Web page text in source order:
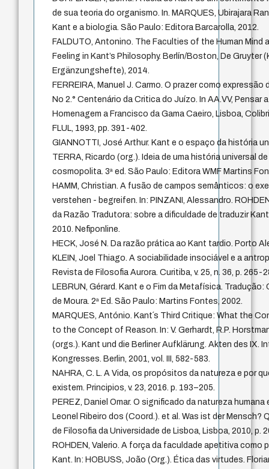
de sua teoria do organismo. In. MARQUES, Ubirajara
Kant e a biologia. São Paulo: Editora Barcarolla, 2012.
FALDUTO, Antonino. The Faculties of the Human Mind
Feeling in Kant’s Philosophy. Berlín/Boston, De Gruyter
Ergänzungshefte), 2014.
FERREIRA, Manuel J. Carmo. O prazer como
No 2.° Centenário da Critica do Juízo. In AA.VV, Pensar
Homenagem a Francisco da Gama Caeiro, Lisboa,
FLUL, 1993, pp. 391-402.
GIANNOTTI, José Arthur. Kant e o espaço da história
TERRA, Ricardo (org.). Ideia de uma história universal
cosmopolita. 3ª ed. São Paulo: Editora WMF Martins
HAMM, Christian. A fusão de campos semânticos: o
verstehen - begreifen. In: PINZANI, Alessandro.
da Razão Tradutora: sobre a dificuldade de traduzir
2010. Nefiponline.
HECK, José N. Da razão prática ao Kant tardio. Porto
KLEIN, Joel Thiago. A sociabilidade insociável e a
Revista de Filosofia Aurora. Curitiba, v. 25, n. 36, p. 265-
LEBRUN, Gérard. Kant e o Fim da Metafísica.
de Moura. 2ª Ed. São Paulo: Martins Fontes, 2002.
MARQUES, António. Kant´s Third Critique: What the
to the Concept of Reason. In: V. Gerhardt, R.P.
(orgs.). Kant und die Berliner Aufklärung. Akten des IX.
Kongresses. Berlin, 2001, vol. III, 582-583.
NAHRA, C. L. A Vida, os propósitos da natureza e por
existem. Principios, v. 23, 2016. p. 193–205.
PEREZ, Daniel Omar. O significado da natureza humana
Leonel Ribeiro dos (Coord.). et al. Was ist der Mensch?
de Filosofia da Universidade de Lisboa, Lisboa, 2010, p.
ROHDEN, Valerio. A força da faculdade apetitiva como
Kant. In: HOBUSS, João (Org.). Ética das virtudes.